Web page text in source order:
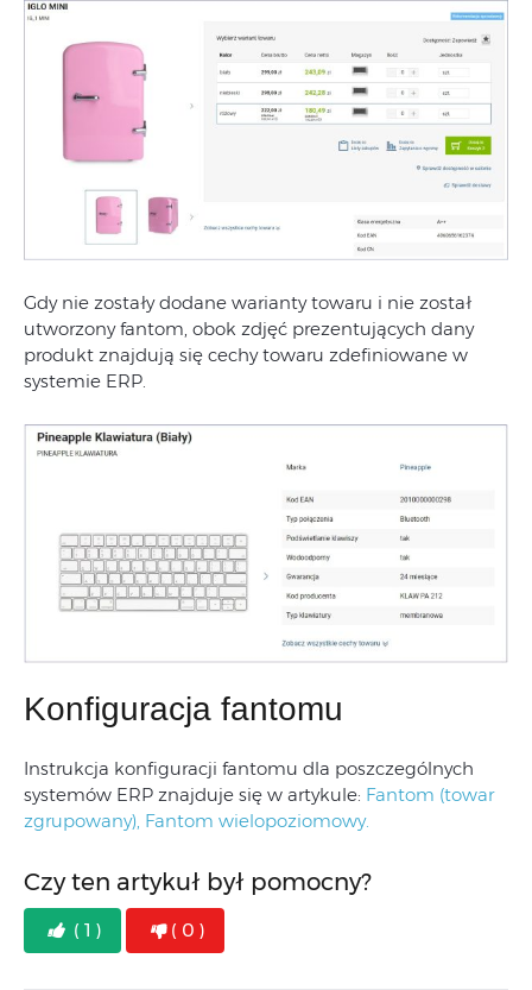
Gdy nie zostały dodane warianty towaru i nie został
utworzony fantom, obok zdjęć prezentujących dany
produkt znajdują się cechy towaru zdefiniowane w
systemie ERP.
Konfiguracja fantomu
Instrukcja konfiguracji fantomu dla poszczególnych
systemów ERP znajduje się w artykule: Fantom (towar
zgrupowany), Fantom wielopoziomowy.
Czy ten artykuł był pomocny?
( 1 ) ( 0 )